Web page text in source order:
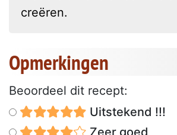
creëren.
Opmerkingen
Beoordeel dit recept:
Uitstekend !!!